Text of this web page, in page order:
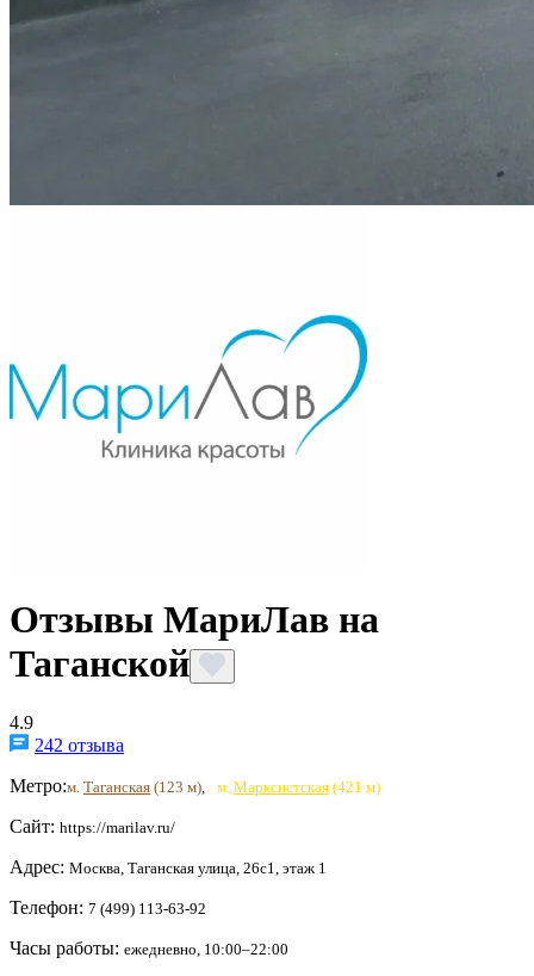
Отзывы МариЛав на
Таганской
4.9
242 отзыва
Метро:м. Таганская (123 м) м. Марксистская(421 м)
Сайт: https://marilav.ru/
Адрес: Москва, Таганская улица, 26с1, этаж 1
Телефон: 7 (499) 113-63-92
Часы работы: ежедневно, 10:00–22:00